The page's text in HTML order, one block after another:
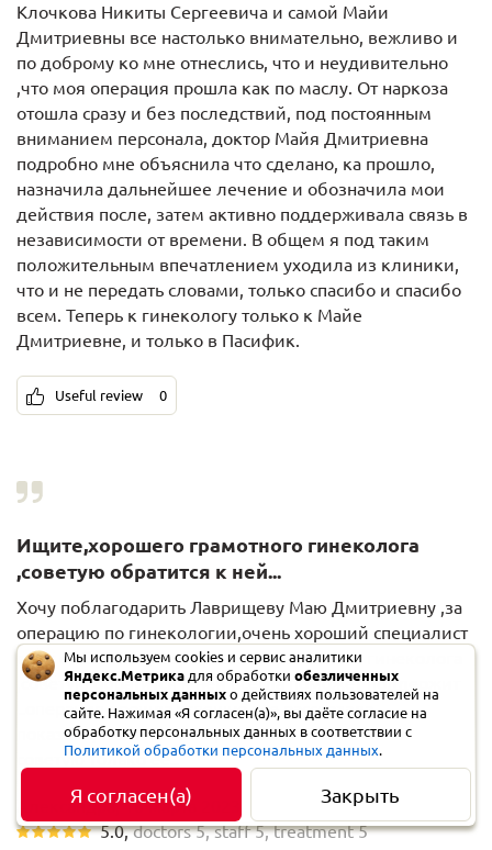
Клочкова Никиты Сергеевича и самой Майи
Дмитриевны все настолько внимательно, вежливо и
по доброму ко мне отнеслись, что и неудивительно
,что моя операция прошла как по маслу. От наркоза
отошла сразу и без последствий, под постоянным
вниманием персонала, доктор Майя Дмитриевна
подробно мне объяснила что сделано, ка прошло,
назначила дальнейшее лечение и обозначила мои
действия после, затем активно поддерживала связь в
независимости от времени. В общем я под таким
положительным впечатлением уходила из клиники,
что и не передать словами, только спасибо и спасибо
всем. Теперь к гинекологу только к Майе
Дмитриевне, и только в Пасифик.
Useful review 0
Ищите,хорошего грамотного гинеколога
,советую обратится к ней...
Хочу поблагодарить Лаврищеву Маю Дмитриевну ,за
операцию по гинекологии,очень хороший специалист
врач от Бога!Ищите,хорошего грамотного гинеколога
,советую обратится к ней всегда поможет поддержит
..операция прошла успешно все рассказала
показала,что и как теперь только к ней и всем
советую только её..
Александра, 16 марта 2023
5.0,doctors 5,staff 5,treatment 5
Мы используем cookies и сервис аналитики
Яндекс.Метрикадля обработки обезличенных
персональных данныхо действиях пользователей на
сайте. Нажимая «Я согласен(а)», вы даёте согласие на
обработку персональных данных в соответствии с
Политикой обработки персональных данных.
Я согласен(а) Закрыть